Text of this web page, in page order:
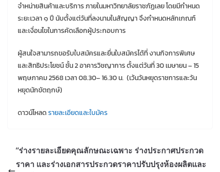
จำหน่ายสินค้าและบริการ ภายในมหาวิทยาลัยราชภัฏเลย โดยมีกำหนด
ระยะเวลา ๑ ปี นับตั้งแต่วันที่ลงนามในสัญญา จึงกำหนดหลักเกณฑ์
และเงื่อนไขในการคัดเลือกผู้ประกอบการ
ผู้สนใจสามารถขอรับใบสมัครและยื่นใบสมัครได้ที่ งานกิจการพิเศษ
และสิทธิประโยชน์ ชั้น 2 อาคารวิชญาการ ตั้งแต่วันที่ 30 เมษายน – 15
พฤษภาคม 2568 เวลา 08.30– 16.30 น. (เว้นวันหยุดราชการและวัน
หยุดนักขัตฤกษ์)
ดาวน์โหลดรายละเอียดและใบมัคร
“ร่างรายละเอียดคุณลักษณะเฉพาะ ร่างประกาศประกวด
ราคา และร่างเอกสารประกวดราคาปรับปรุงห้องผลิตและ